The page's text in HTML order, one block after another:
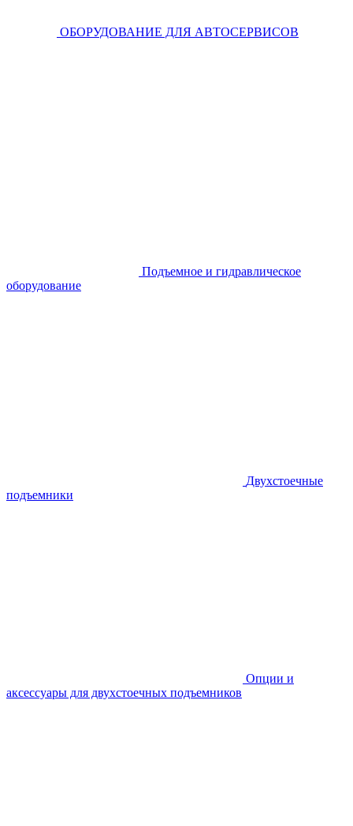
ОБОРУДОВАНИЕ ДЛЯ АВТОСЕРВИСОВ
Подъемное и гидравлическое
оборудование
Двухстоечные
подъемники
Опции и
аксессуары для двухстоечных подъемников